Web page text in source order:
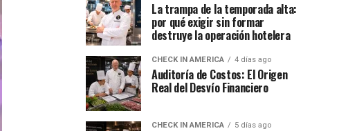
La trampa de la temporada alta:
por qué exigir sin formar
destruye la operación hotelera
CHECK IN AMERICA 4 días ago
Auditoría de Costos: El Origen
Real del Desvío Financiero
CHECK IN AMERICA 5 días ago